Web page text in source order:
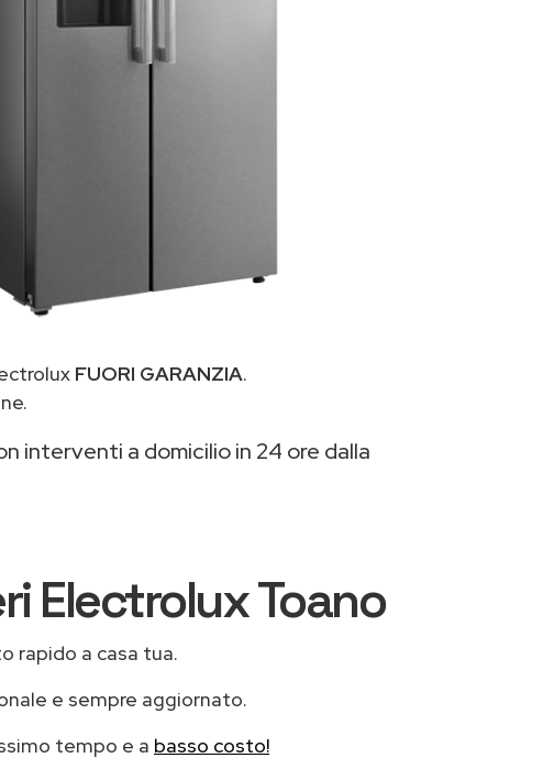
FUORI GARANZIA.
interventi a domicilio in 24 ore dalla
Electrolux Toano
rapido a casa tua.
e sempre aggiornato.
tempo e a basso costo!